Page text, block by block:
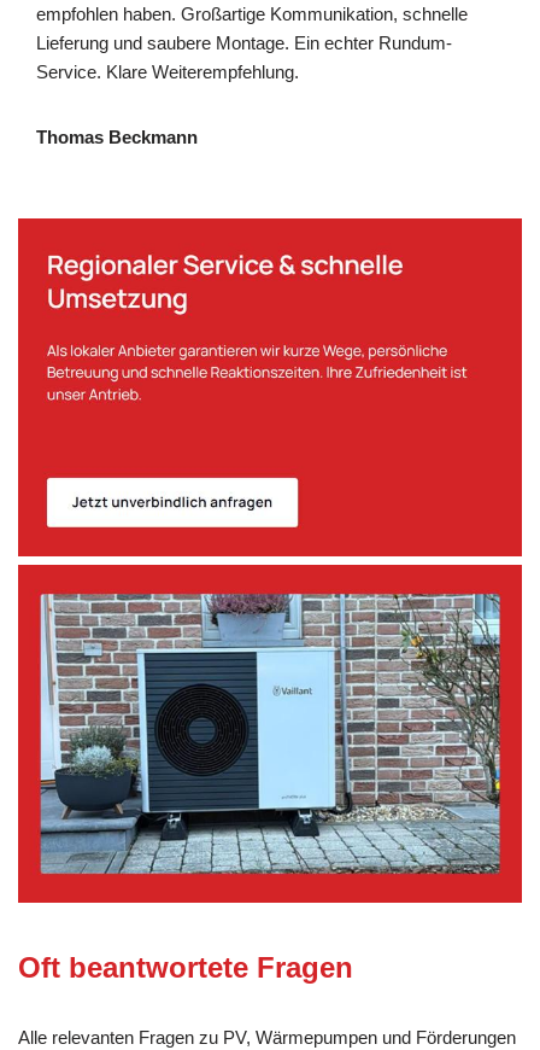
empfohlen haben. Großartige Kommunikation, schnelle
Lieferung und saubere Montage. Ein echter Rundum-
Service. Klare Weiterempfehlung.
Thomas Beckmann
Oft beantwortete Fragen
Alle relevanten Fragen zu PV, Wärmepumpen und Förderungen